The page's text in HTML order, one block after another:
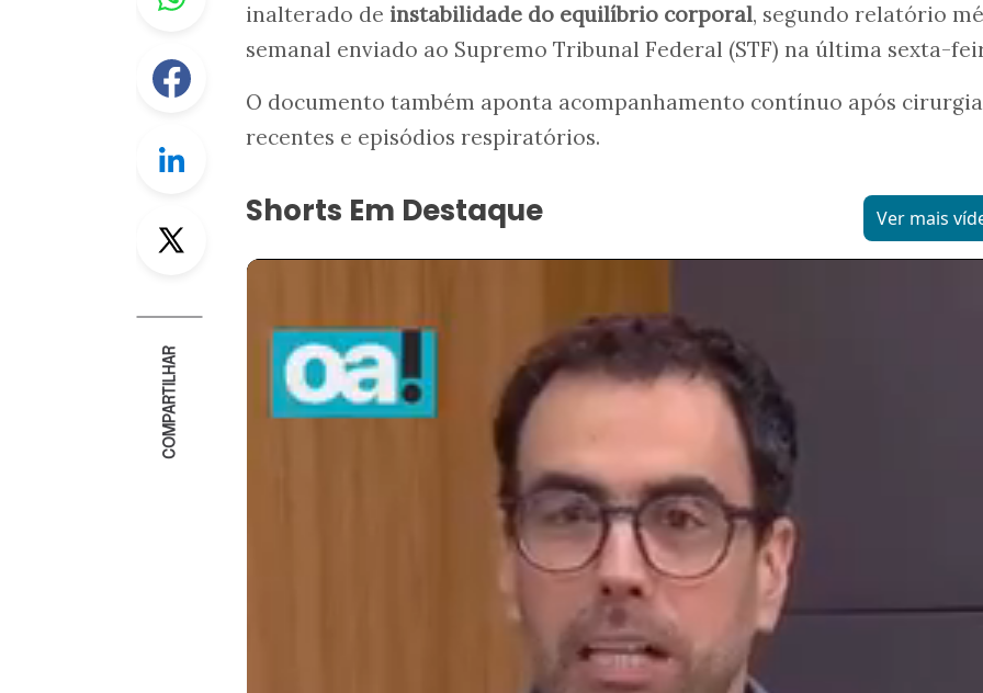
Facebook
Linkedin
Twitter
COMPARTILHAR
inalterado de instabilidade do equilíbrio corporal, segundo relatório
semanal enviado ao Supremo Tribunal Federal (STF) na última sexta-
O documento também aponta acompanhamento contínuo após
recentes e episódios respiratórios.
Shorts Em Destaque Ver mais